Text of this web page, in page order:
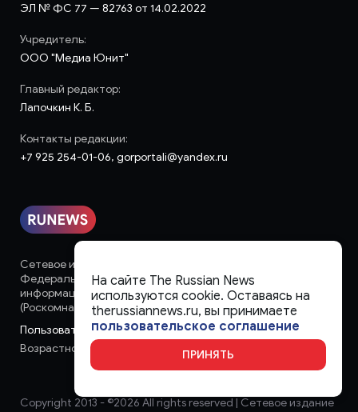
Сетевое издание «runews» (18+) зарегистрировано в
Федеральной службе по надзору в сфере связи,
информационных технологий и массовых коммуникаций
(Роскомнадзор)
Пользовательское соглашение
Возрастное ограничение:
ЭЛ № ФС 77 — 82763 от 14.02.2022
Учредитель:
ООО "Медиа Юнит"
Главный редактор:
Лапочкин К. Б.
Контакты редакции:
+7 925 254-01-06, gorportali@yandex.ru
Copyright 2013 - ©2026 All rights reserved | Сетевое издание
На сайте The Russian News
используются cookie. Оставаясь на
therussiannews.ru, вы принимаете
пользовательское соглашение
ПРИНЯТЬ